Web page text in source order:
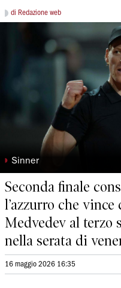
di Redazione web
◗ Sinner
Seconda finale
l’azzurro che
Medvedev al terzo
nella serata di
16 maggio 2026 16:35